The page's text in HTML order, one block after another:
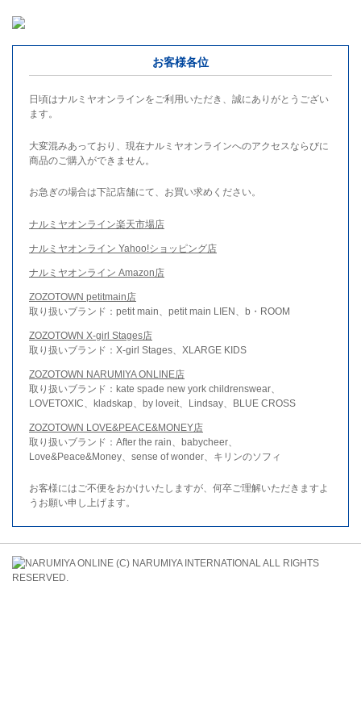
お客様各位
日頃はナルミヤオンラインをご利用いただき、誠にありがとうござい
ます。
大変混みあっており、現在ナルミヤオンラインへのアクセスならびに
商品のご購入ができません。
お急ぎの場合は下記店舗にて、お買い求めください。
ナルミヤオンライン楽天市場店
ナルミヤオンライン Yahoo!ショッピング店
ナルミヤオンライン Amazon店
ZOZOTOWN petitmain店
取り扱いブランド：petit main、petit main LIEN、b・ROOM
ZOZOTOWN X-girl Stages店
取り扱いブランド：X-girl Stages、XLARGE KIDS
ZOZOTOWN NARUMIYA ONLINE店
取り扱いブランド：kate spade new york childrenswear、
LOVETOXIC、kladskap、by loveit、Lindsay、BLUE CROSS
ZOZOTOWN LOVE&PEACE&MONEY店
取り扱いブランド：After the rain、babycheer、
Love&Peace&Money、sense of wonder、キリンのソフィ
お客様にはご不便をおかけいたしますが、何卒ご理解いただきますよ
うお願い申し上げます。